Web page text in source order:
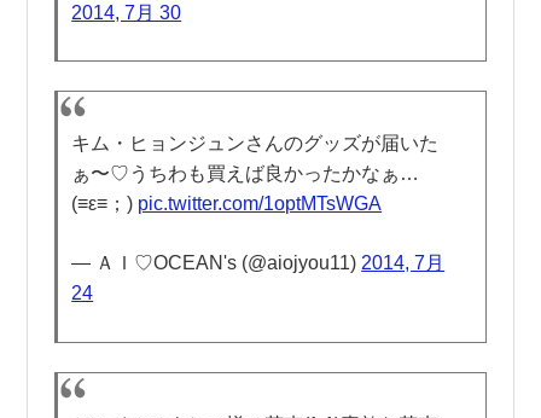
2014, 7月 30
キム・ヒョンジュンさんのグッズが届いた
ぁ〜♡うちわも買えば良かったかなぁ…
(≡ε≡；) pic.twitter.com/1optMTsWGA
— ＡＩ♡OCEAN's (@aiojyou11)2014, 7月
24